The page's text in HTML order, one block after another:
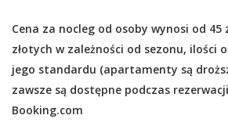
Cena za nocleg od osoby wynosi od 45
złotych w zależności od sezonu, ilości
jego standardu (apartamenty są
zawsze są dostępne podczas
Booking.com